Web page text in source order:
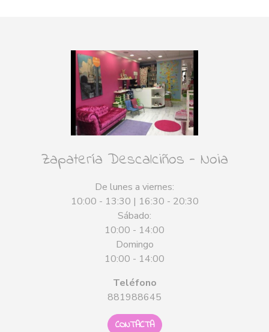
Zapatería Descalciños - Noia
De lunes a viernes:
10:00 - 13:30 | 16:30 - 20:30
Sábado:
10:00 - 14:00
Domingo
10:00 - 14:00
Teléfono
881988645
CONTACTA